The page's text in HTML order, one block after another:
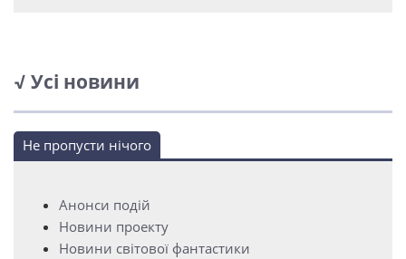
√ Усі новини
Не пропусти нічого
Анонси подій
Новини проекту
Новини світової фантастики